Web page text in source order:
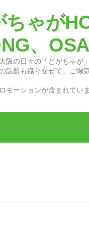
ちゃが
、
阪の日々の「どがちゃが
話題も織り交ぜて、ご陽
＜本
モーションが含まれてい